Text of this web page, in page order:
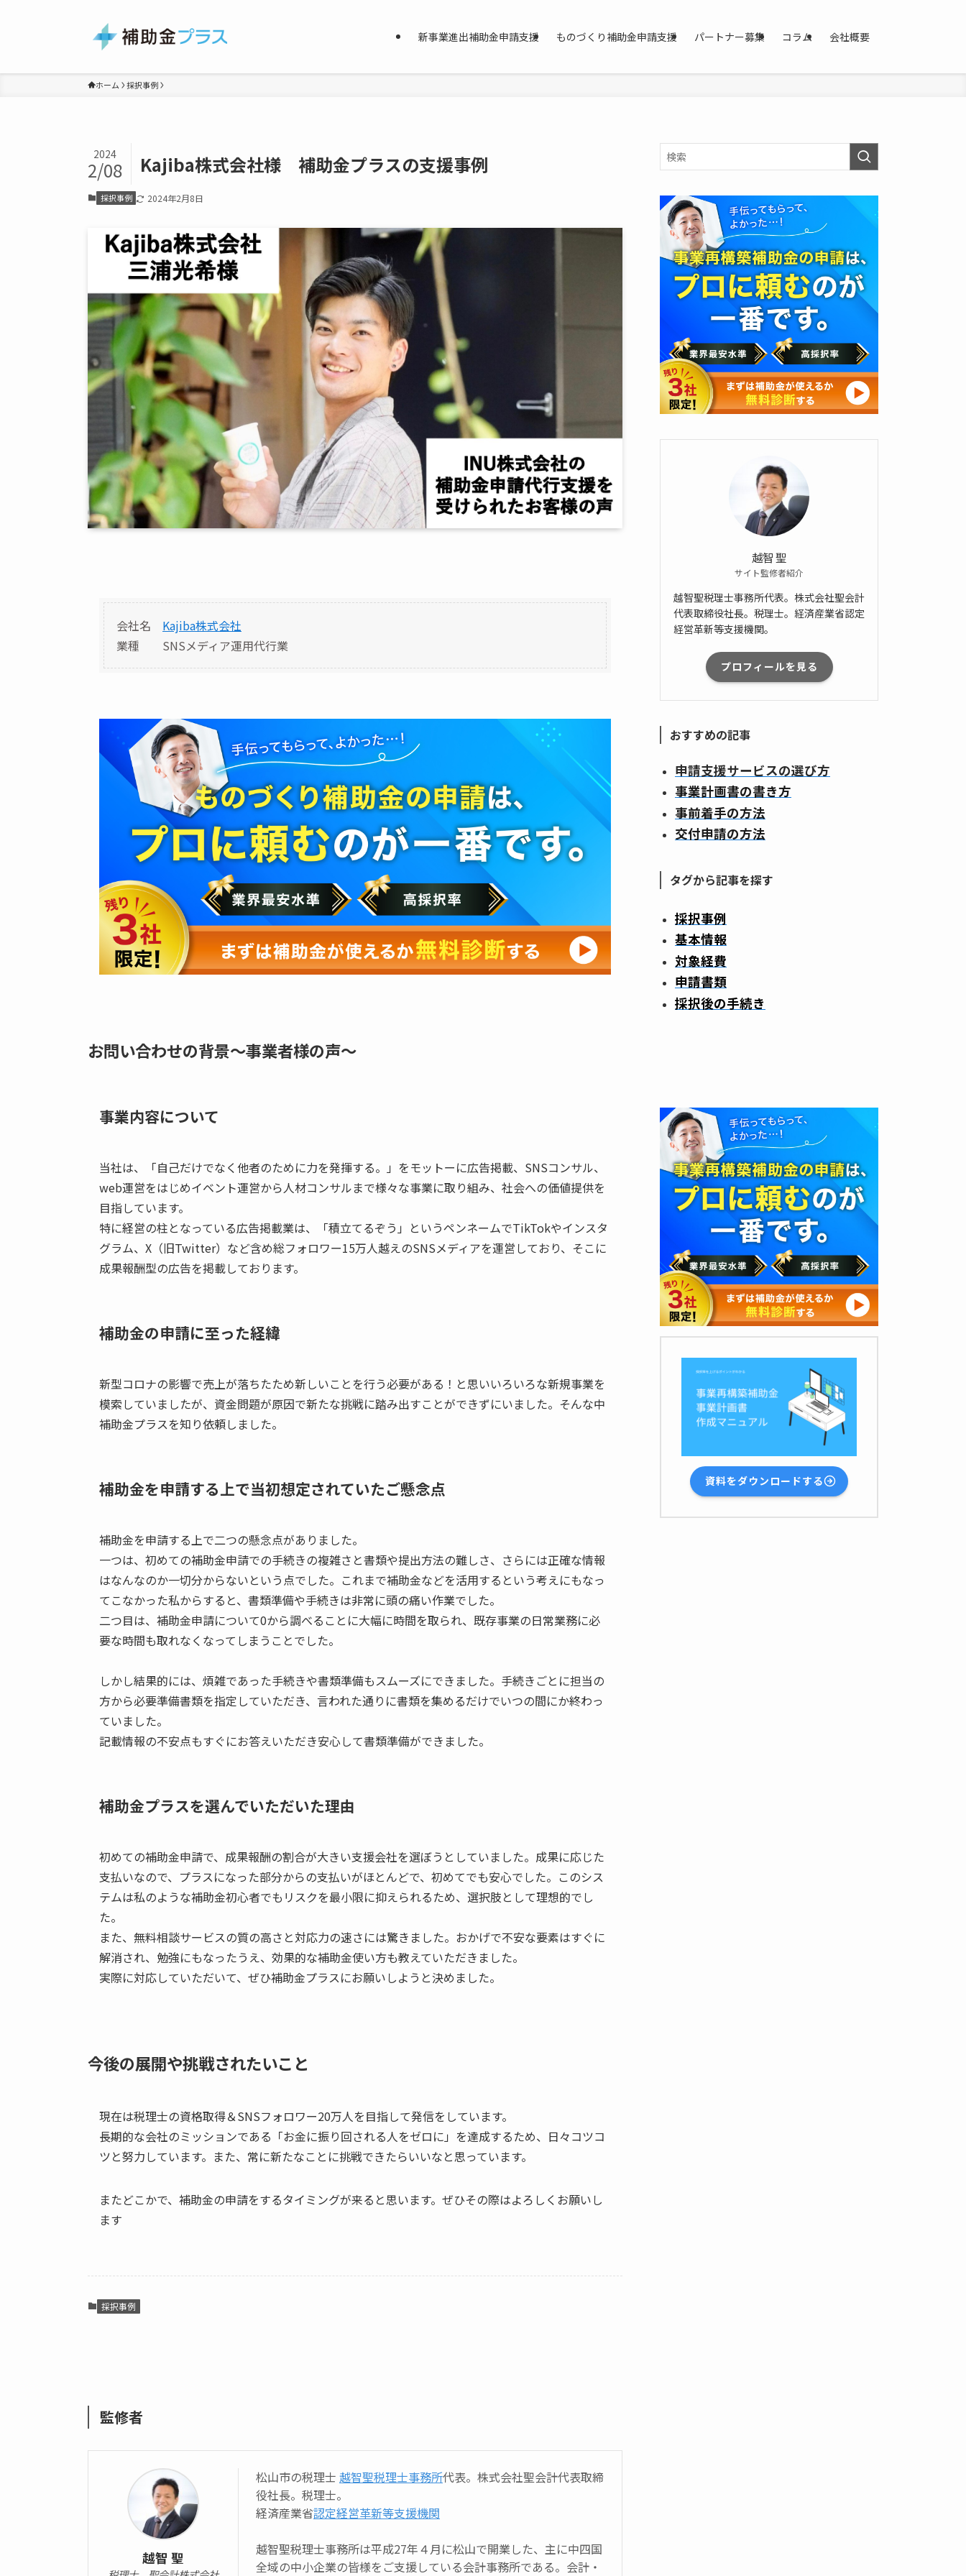
新事業進出補助金申請支援 ものづくり補助金申請支援 パートナー募集 コラム 会社概要
ホーム 採択事例
Kajiba株式会社様 補助金プラスの支援事例
2024
2/08
採択事例 2024年2月8日
会社名 Kajiba株式会社
業種 SNSメディア運用代行業
お問い合わせの背景～事業者様の声～
事業内容について
当社は、「自己だけでなく他者のために力を発揮する。」をモットーに広告掲載、SNSコンサル、
web運営をはじめイベント運営から人材コンサルまで様々な事業に取り組み、社会への価値提供を
目指しています。
特に経営の柱となっている広告掲載業は、「積立てるぞう」というペンネームでTikTokやインスタ
グラム、X（旧Twitter）など含め総フォロワー15万人越えのSNSメディアを運営しており、そこに
成果報酬型の広告を掲載しております。
補助金の申請に至った経緯
新型コロナの影響で売上が落ちたため新しいことを行う必要がある！と思いいろいろな新規事業を
模索していましたが、資金問題が原因で新たな挑戦に踏み出すことができずにいました。そんな中
補助金プラスを知り依頼しました。
補助金を申請する上で当初想定されていたご懸念点
補助金を申請する上で二つの懸念点がありました。
一つは、初めての補助金申請での手続きの複雑さと書類や提出方法の難しさ、さらには正確な情報
はなんなのか一切分からないという点でした。これまで補助金などを活用するという考えにもなっ
てこなかった私からすると、書類準備や手続きは非常に頭の痛い作業でした。
二つ目は、補助金申請について0から調べることに大幅に時間を取られ、既存事業の日常業務に必
要な時間も取れなくなってしまうことでした。
しかし結果的には、煩雑であった手続きや書類準備もスムーズにできました。手続きごとに担当の
方から必要準備書類を指定していただき、言われた通りに書類を集めるだけでいつの間にか終わっ
ていました。
記載情報の不安点もすぐにお答えいただき安心して書類準備ができました。
補助金プラスを選んでいただいた理由
初めての補助金申請で、成果報酬の割合が大きい支援会社を選ぼうとしていました。成果に応じた
支払いなので、プラスになった部分からの支払いがほとんどで、初めてでも安心でした。このシス
テムは私のような補助金初心者でもリスクを最小限に抑えられるため、選択肢として理想的でし
た。
また、無料相談サービスの質の高さと対応力の速さには驚きました。おかげで不安な要素はすぐに
解消され、勉強にもなったうえ、効果的な補助金使い方も教えていただきました。
実際に対応していただいて、ぜひ補助金プラスにお願いしようと決めました。
今後の展開や挑戦されたいこと
現在は税理士の資格取得＆SNSフォロワー20万人を目指して発信をしています。
長期的な会社のミッションである「お金に振り回される人をゼロに」を達成するため、日々コツコ
ツと努力しています。また、常に新たなことに挑戦できたらいいなと思っています。
またどこかで、補助金の申請をするタイミングが来ると思います。ぜひその際はよろしくお願いし
ます
採択事例
監修者
越智 聖
松山市の税理士 越智聖税理士事務所代表。株式会社聖会計代表取締
役社長。税理士。
経済産業省認定経営革新等支援機関
越智聖税理士事務所は平成27年４月に松山で開業した、主に中四国
全域の中小企業の皆様をご支援している会計事務所である。会計・
越智 聖
サイト監修者紹介
越智聖税理士事務所代表。株式会社聖会計
代表取締役社長。税理士。経済産業省認定
経営革新等支援機関。
プロフィールを見る
おすすめの記事
申請支援サービスの選び方
事業計画書の書き方
事前着手の方法
交付申請の方法
タグから記事を探す
採択事例
基本情報
対象経費
申請書類
採択後の手続き
資料をダウンロードする